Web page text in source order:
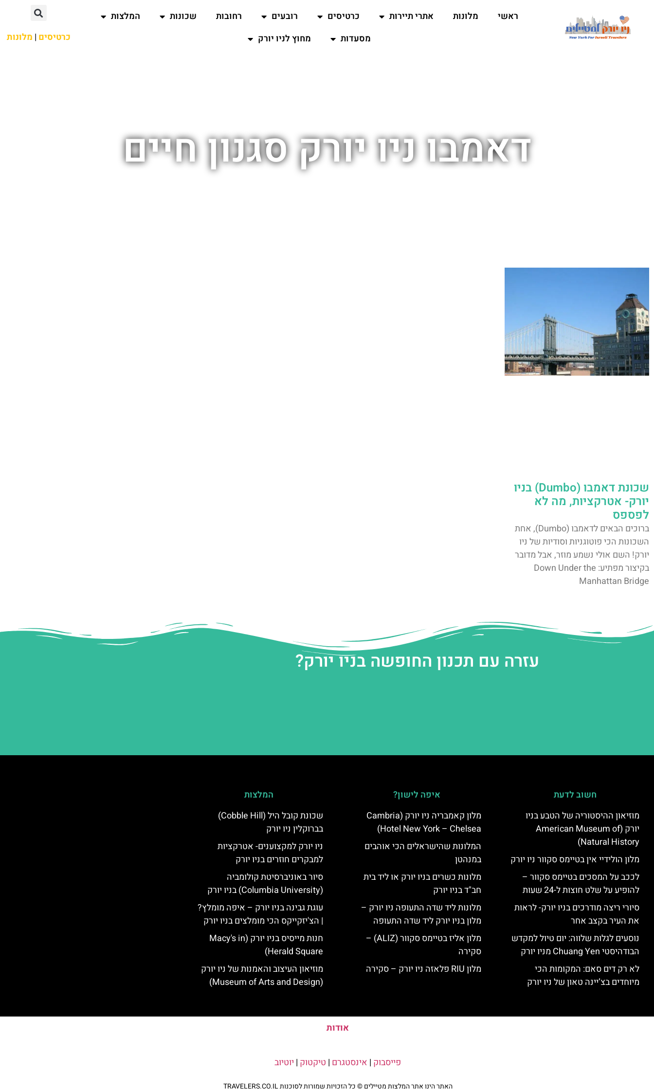
ראשי מלונות אתרי תיירות כרטיסים רובעים רחובות שכונות
המלצות
מסעדות
מחוץ לניו יורק כרטיסים | מלונות
דאמבו ניו יורק סגנון חיים
שכונת דאמבו (Dumbo) בניו
יורק- אטרקציות, מה לא
לפספס
ברוכים הבאים לדאמבו (Dumbo), אחת
השכונות הכי פוטוגניות וסודיות של ניו
יורק! השם אולי נשמע מוזר, אבל מדובר
בקיצור מפתיע: Down Under the
Manhattan Bridge
עזרה עם תכנון החופשה בניו יורק?
חשוב לדעת
מוזיאון ההיסטוריה של הטבע בניו
יורק (American Museum of
Natural History)
מלון הולידיי אין בטיימס סקוור ניו יורק
לככב על המסכים בטיימס סקוור –
להופיע על שלט חוצות ל-24 שעות
סיורי ריצה מודרכים בניו יורק- לראות
את העיר בקצב אחר
נוסעים לגלות שלווה: יום טיול למקדש
הבודהיסטי Chuang Yen מניו יורק
לא רק דים סאם: המקומות הכי
מיוחדים בצ’יינה טאון של ניו יורק
איפה לישון?
מלון קאמבריה ניו יורק (Cambria
Hotel New York – Chelsea)
המלונות שהישראלים הכי אוהבים
במנהטן
מלונות כשרים בניו יורק או ליד בית
חב"ד בניו יורק
מלונות ליד שדה התעופה ניו יורק –
מלון בניו יורק ליד שדה התעופה
מלון אליז בטיימס סקוור (ALIZ) –
סקירה
מלון RIU פלאזה ניו יורק – סקירה
המלצות
שכונת קובל היל (Cobble Hill)
בברוקלין ניו יורק
ניו יורק למקצוענים- אטרקציות
למבקרים חוזרים בניו יורק
סיור באוניברסיטת קולומביה
(Columbia University) בניו יורק
עוגת גבינה בניו יורק – איפה מומלץ?
| הצ'יזקייקס הכי מומלצים בניו יורק
חנות מייסיס בניו יורק (Macy's in
Herald Square)
מוזיאון העיצוב והאמנות של ניו יורק
(Museum of Arts and Design)
אודות
פייסבוק | אינסטגרם | טיקטוק | יוטיוב
האתר הינו אתר המלצות מטיילים © כל הזכויות שמורות לסוכנות TRAVELERS.CO.IL